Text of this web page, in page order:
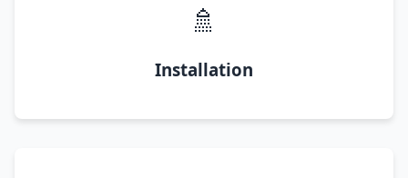
🚿
Installation